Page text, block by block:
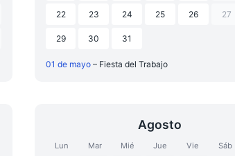
22 23 24 25 26 27
29 30 31
01 de mayo – Fiesta del Trabajo
Agosto
Lun Mar Mié Jue Vie Sáb